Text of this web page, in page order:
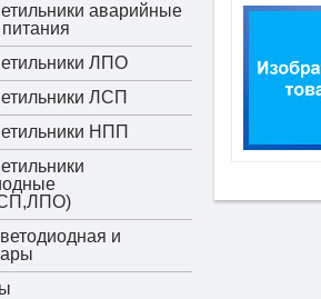
аварийные
ЛПО
ЛСП
НПП
и